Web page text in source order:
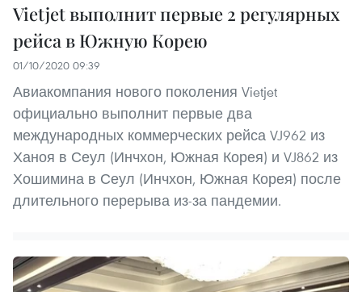
Vietjet выполнит первые 2 регулярных
рейса в Южную Корею
01/10/2020 09:39
Авиакомпания нового поколения Vietjet
официально выполнит первые два
международных коммерческих рейса VJ962 из
Ханоя в Сеул (Инчхон, Южная Корея) и VJ862 из
Хошимина в Сеул (Инчхон, Южная Корея) после
длительного перерыва из-за пандемии.